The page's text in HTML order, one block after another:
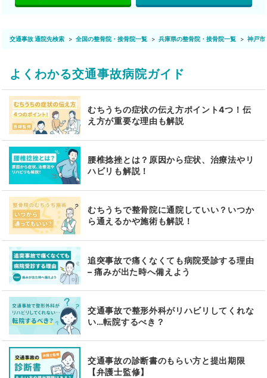
交通事故 通院先検索 全国の整骨院・接骨院一覧 兵庫県の整骨院・接骨院一覧 神戸市
よくわかる交通事故病院ガイド
むちうちの症状の伝え方ポイント4つ！伝
え方が重要な理由も解説
腰椎捻挫とは？原因から症状、治療法やリ
ハビリも解説！
むちうちで整骨院に通院していい？いつか
ら通えるかや施術も解説！
追突事故で痛くなくても病院受診する理由
– 痛みが出た時へ備えよう
交通事故で整形外科がリハビリしてくれな
い…転院するべき？
交通事故の診断書のもらい方と提出期限
【弁護士監修】